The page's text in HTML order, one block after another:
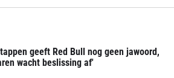
geeft Red Bull nog geen jawoord,
wacht beslissing af'